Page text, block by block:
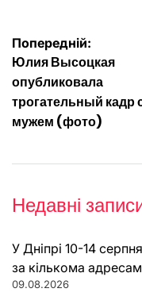
Навігація
записів
Попередній:
Юлия Высоцкая
опубликовала
трогательный кадр
мужем (фото)
Недавні
У Дніпрі 10-14
за кількома
09.08.2026